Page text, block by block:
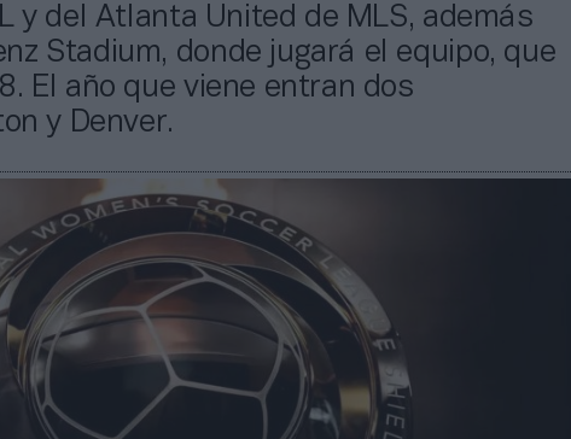
y del Atlanta United de MLS, además
Stadium, donde jugará el equipo, que
El año que viene entran dos
y Denver.